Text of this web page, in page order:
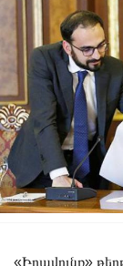
«Իրավունք»